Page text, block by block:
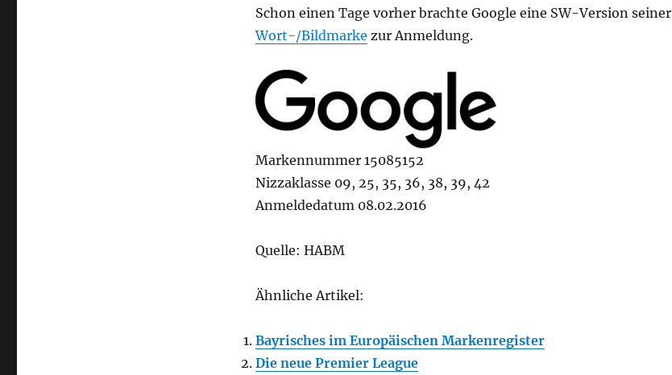
Schon einen Tage vorher brachte Google eine SW-Version seiner
Wort-/Bildmarke zur Anmeldung.
Markennummer 15085152
Nizzaklasse 09, 25, 35, 36, 38, 39, 42
Anmeldedatum 08.02.2016
Quelle: HABM
Ähnliche Artikel:
Bayrisches im Europäischen Markenregister
Die neue Premier League